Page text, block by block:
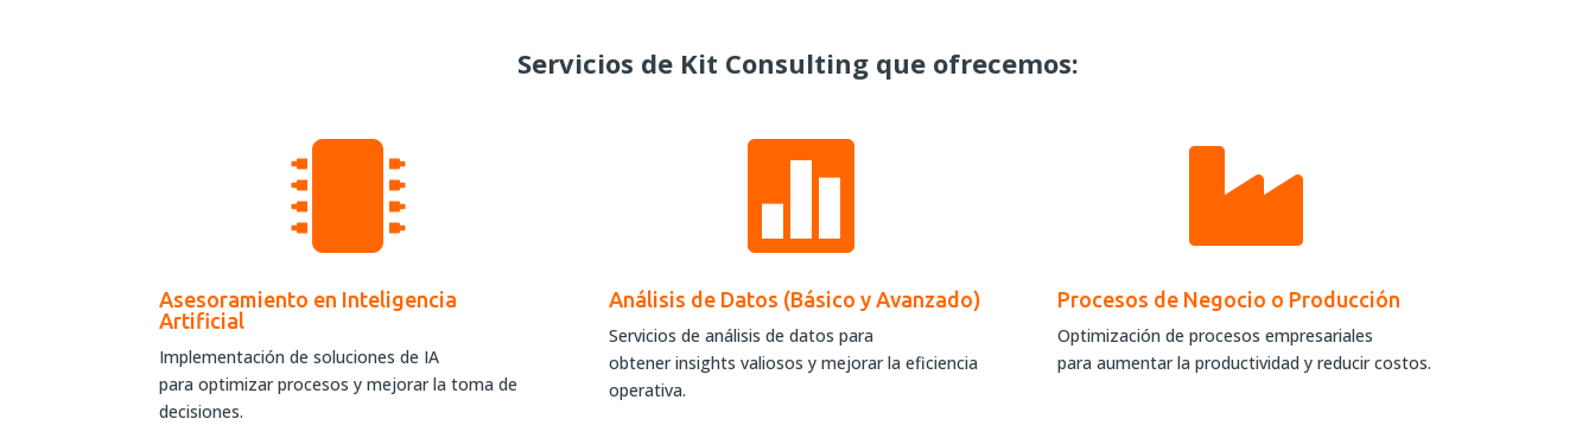
Servicios de Kit Consulting que ofrecemos:

Asesoramiento en Inteligencia
Artificial
Implementación de soluciones de IA
para optimizar procesos y mejorar la toma de
decisiones.

Análisis de Datos (Básico y Avanzado)
Servicios de análisis de datos para
obtener insights valiosos y mejorar la eficiencia
operativa.

Procesos de Negocio o Producción
Optimización de procesos empresariales
para aumentar la productividad y reducir costos.